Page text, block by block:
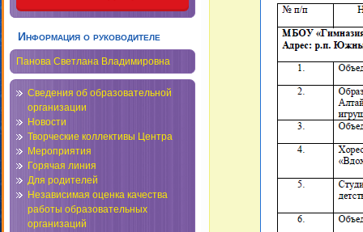
Информация о руководителе
Панова Светлана Владимировна
Сведения об образовательной
организации
Новости
Творческие коллективы Центра
Мероприятия
Горячая линия
Для родителей
Независимая оценка качества
работы образовательных
организаций